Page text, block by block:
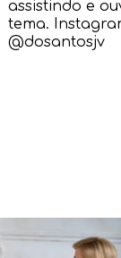
assistindo e
tema.
@dosantosjv